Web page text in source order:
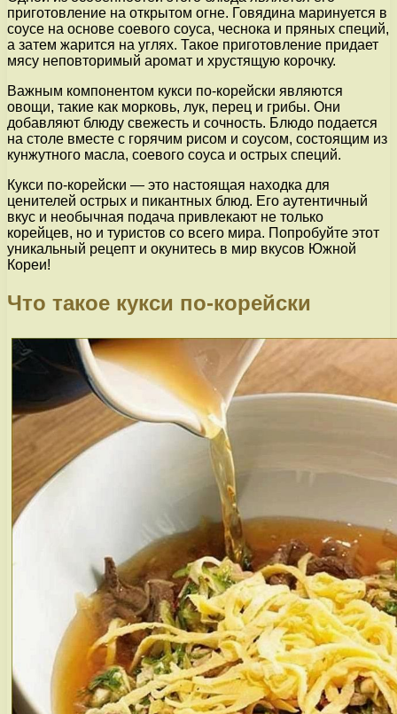
приготовление на открытом огне. Говядина маринуется в
соусе на основе соевого соуса, чеснока и пряных специй,
а затем жарится на углях. Такое приготовление придает
мясу неповторимый аромат и хрустящую корочку.
Важным компонентом кукси по-корейски являются
овощи, такие как морковь, лук, перец и грибы. Они
добавляют блюду свежесть и сочность. Блюдо подается
на столе вместе с горячим рисом и соусом, состоящим из
кунжутного масла, соевого соуса и острых специй.
Кукси по-корейски — это настоящая находка для
ценителей острых и пикантных блюд. Его аутентичный
вкус и необычная подача привлекают не только
корейцев, но и туристов со всего мира. Попробуйте этот
уникальный рецепт и окунитесь в мир вкусов Южной
Кореи!
Что такое кукси по-корейски